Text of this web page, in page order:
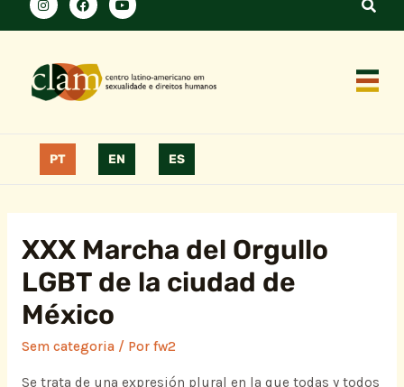
PT EN ES
XXX Marcha del Orgullo
LGBT de la ciudad de
México
Sem categoria/ Por fw2
Se trata de una expresión plural en la que todas y todos